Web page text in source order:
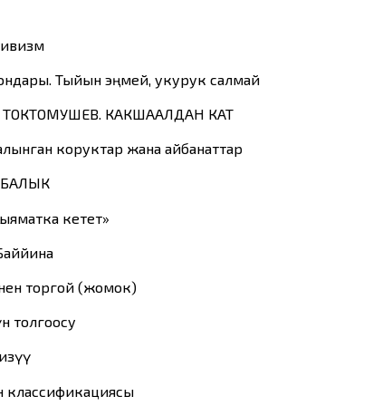
Тыйын эңмей, укурук салмай
ТОКТОМУШЕВ. КАКШААЛДАН КАТ
коруктар жана айбанаттар
БАЛЫК
кетет»
торгой (жомок)
толгоосу
классификациясы